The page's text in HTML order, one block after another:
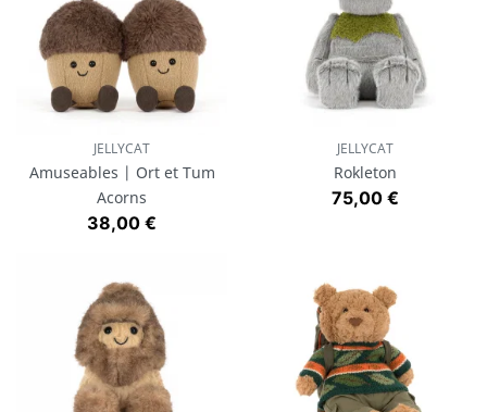
JELLYCAT
Amuseables | Ort et Tum
Acorns
Prix
38,00 €
JELLYCAT
Rokleton
Prix
75,00 €